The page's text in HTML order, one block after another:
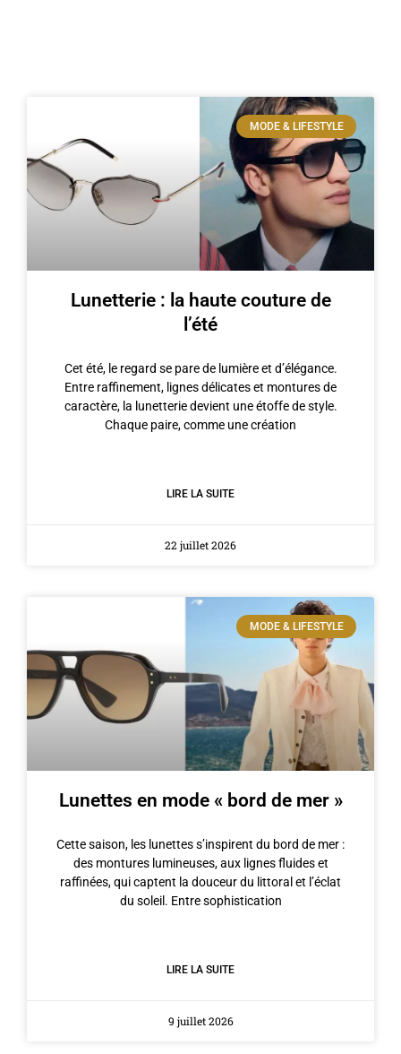
MODE & LIFESTYLE
Lunetterie : la haute couture de
l’été
Cet été, le regard se pare de lumière et d’élégance.
Entre raffinement, lignes délicates et montures de
caractère, la lunetterie devient une étoffe de style.
Chaque paire, comme une création
LIRE LA SUITE
22 juillet 2026
MODE & LIFESTYLE
Lunettes en mode « bord de mer »
Cette saison, les lunettes s’inspirent du bord de mer :
des montures lumineuses, aux lignes fluides et
raffinées, qui captent la douceur du littoral et l’éclat
du soleil. Entre sophistication
LIRE LA SUITE
9 juillet 2026